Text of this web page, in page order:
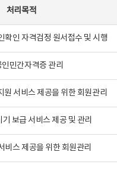
처리목적
확인 자격검정 원서접수 및 시행
민간자격증 관리
원 서비스 제공을 위한 회원관리
보급 서비스 제공 및 관리
비스 제공을 위한 회원관리